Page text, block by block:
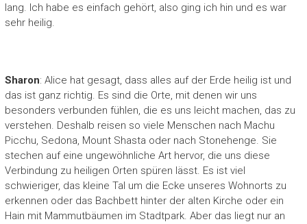
lang. Ich habe es einfach gehört, also ging ich hin und es war
sehr heilig.
Sharon: Alice hat gesagt, dass alles auf der Erde heilig ist und
das ist ganz richtig. Es sind die Orte, mit denen wir uns
besonders verbunden fühlen, die es uns leicht machen, das zu
verstehen. Deshalb reisen so viele Menschen nach Machu
Picchu, Sedona, Mount Shasta oder nach Stonehenge. Sie
stechen auf eine ungewöhnliche Art hervor, die uns diese
Verbindung zu heiligen Orten spüren lässt. Es ist viel
schwieriger, das kleine Tal um die Ecke unseres Wohnorts zu
erkennen oder das Bachbett hinter der alten Kirche oder ein
Hain mit Mammutbäumen im Stadtpark. Aber das liegt nur an